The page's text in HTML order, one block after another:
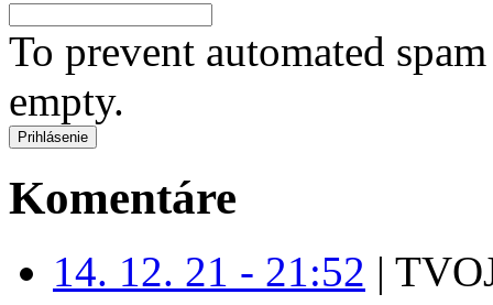
To prevent automated
empty.
Komentáre
14. 12. 21 - 21:52 |